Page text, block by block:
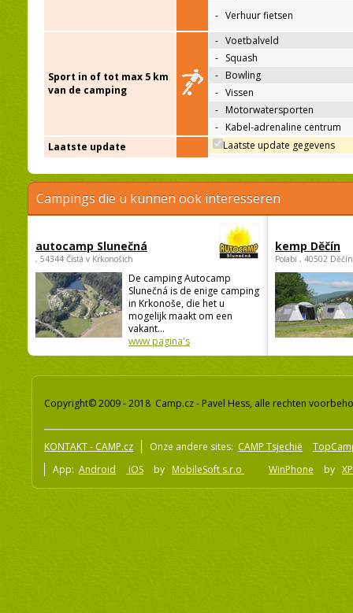
- Verhuur fietsen
Sport in of tot max 5 km
van de camping
- Voetbalveld
- Squash
- Bowling
- Vissen
- Motorwatersporten
- Kabel-adrenaline centrum
Laatste update
Laatste update gegevens
Campings die u kunnen ook interesseren
autocamp Slunečná
, 54344 Čistá v Krkonoších
De camping Autocamp
Slunečná is de enige camping
in Krkonoše, die het u
mogelijk maakt om een
vakant...
www pagina's
kemp Děčín
Polabí , 40502 Děčín
Copyright© 2009 - 2018 Camp.cz - Pavel Hess, alle rechten
KONTAKT - CAMP.cz Onze andere sites: CAMP Tsjechië
App: Android iOS by MobileSoft s.r.o WinPhone by